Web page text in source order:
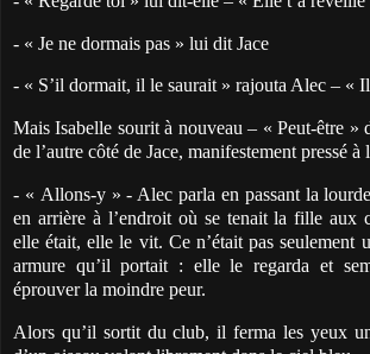
- « Je ne dormais pas » lui dit Jace
- « S’il dormait, il le saurait » rajouta Alec – «
Mais Isabelle sourit à nouveau – « Peut-être »
de l’autre côté de Jace, manifestement pressé à
- « Allons-y » - Alec parla en passant la
en arrière à l’endroit où se tenait la fille aux
elle était, elle le vit. Ce n’était pas seulement
armure qu’il portait : elle le regarda et
éprouver la moindre peur.
Alors qu’il sortit du club, il ferma les yeux